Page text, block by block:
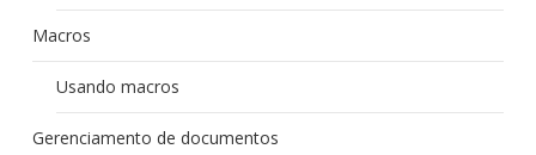
Macros
Usando macros
Gerenciamento de documentos